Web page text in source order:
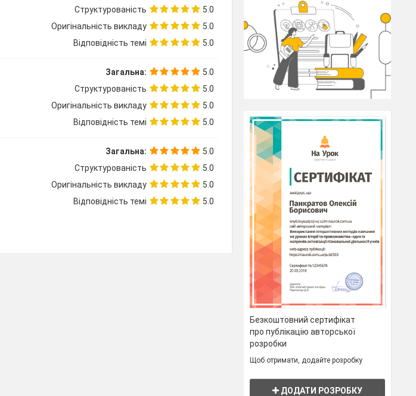
Структурованість
5.0
Оригінальність викладу
5.0
Відповідність темі
5.0
Загальна:
5.0
Структурованість
5.0
Оригінальність викладу
5.0
Відповідність темі
5.0
Загальна:
5.0
Структурованість
5.0
Оригінальність викладу
5.0
Відповідність темі
5.0
Безкоштовний сертифікат
про публікацію авторської
розробки
Щоб отримати, додайте розробку
ДОДАТИ РОЗРОБКУ